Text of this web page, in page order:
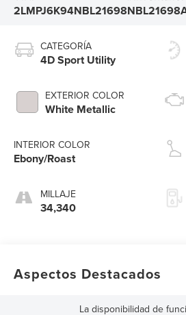
2LMPJ6K94NBL21698
CATEGORÍA
4D Sport Utility
EXTERIOR COLOR
White Metallic
INTERIOR COLOR
Ebony/Roast
MILLAJE
34,340
Aspectos Destacados
La disponibilidad de